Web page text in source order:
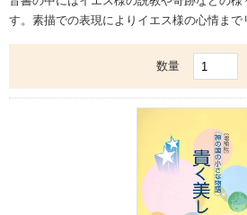
す。素描での表現によりイエス様の心情まで
数量